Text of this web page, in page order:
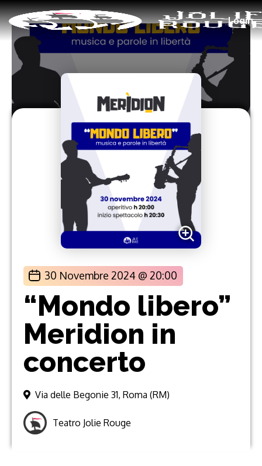
Login
30 Novembre 2024 @ 20:00
“Mondo libero”
Meridion in
concerto
Via delle Begonie 31, Roma (RM)
Teatro Jolie Rouge